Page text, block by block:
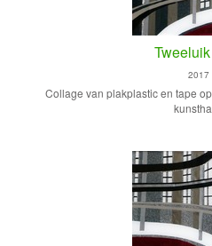
2017
Collage van plakplastic en tape